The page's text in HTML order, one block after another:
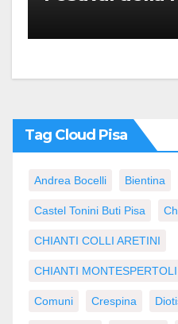
Tag Cloud Pisa
Andrea Bocelli Bientina
Castel Tonini Buti Pisa
CHIANTI COLLI ARETINI
CHIANTI
Comuni Crespina